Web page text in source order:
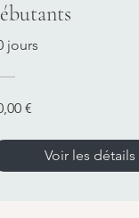
jours
€
Voir les détails